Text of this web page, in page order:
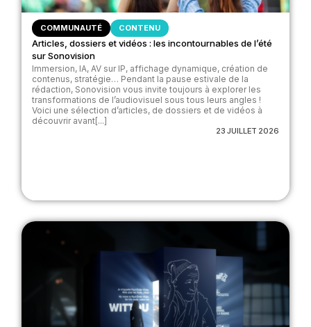
COMMUNAUTÉ CONTENU
Articles, dossiers et vidéos : les incontournables de l’été
sur Sonovision
Immersion, IA, AV sur IP, affichage dynamique, création de
contenus, stratégie… Pendant la pause estivale de la
rédaction, Sonovision vous invite toujours à explorer les
transformations de l’audiovisuel sous tous leurs angles !
Voici une sélection d’articles, de dossiers et de vidéos à
découvrir avant[...]
23 JUILLET 2026